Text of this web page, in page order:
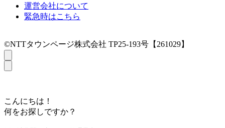
運営会社について
緊急時はこちら
©NTTタウンページ株式会社 TP25-193号【261029】
こんにちは！
何をお探しですか？